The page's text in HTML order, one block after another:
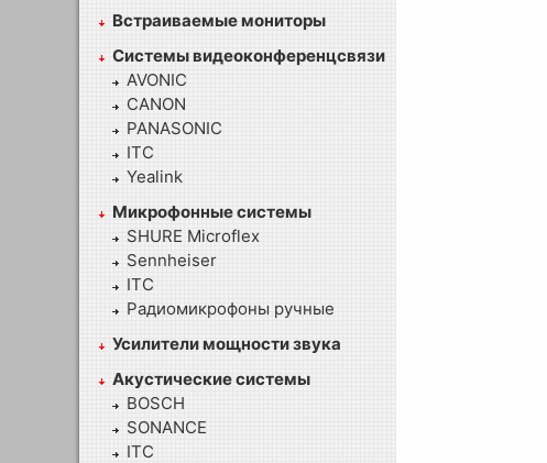
Встраиваемые мониторы
Системы видеоконференцсвязи
AVONIC
CANON
PANASONIC
ITC
Yealink
Микрофонные системы
SHURE Microflex
Sennheiser
ITC
Радиомикрофоны ручные
Усилители мощности звука
Акустические системы
BOSCH
SONANCE
ITC